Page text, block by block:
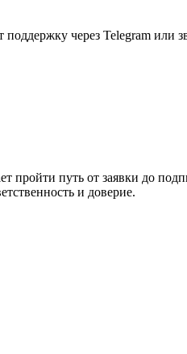
через Telegram или
путь от заявки до
и доверие.